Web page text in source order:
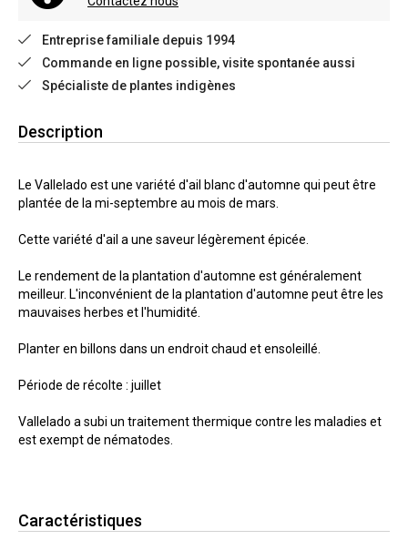
Entreprise familiale depuis 1994
Commande en ligne possible, visite spontanée aussi
Spécialiste de plantes indigènes
Description
Le Vallelado est une variété d'ail blanc d'automne qui peut être
plantée de la mi-septembre au mois de mars.
Cette variété d'ail a une saveur légèrement épicée.
Le rendement de la plantation d'automne est généralement
meilleur. L'inconvénient de la plantation d'automne peut être les
mauvaises herbes et l'humidité.
Planter en billons dans un endroit chaud et ensoleillé.
Période de récolte : juillet
Vallelado a subi un traitement thermique contre les maladies et
est exempt de nématodes.
Caractéristiques